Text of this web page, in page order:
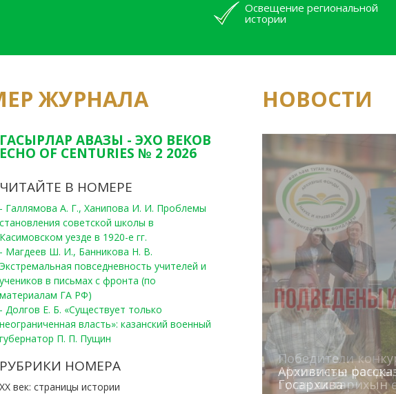
Освещение региональной
истории
ЖУРНАЛА
ГАСЫРЛАР АВАЗЫ - ЭХО ВЕКОВ
ECHO OF CENTURIES № 2 2026
ЧИТАЙТЕ В НОМЕРЕ
- Галлямова А. Г., Ханипова И. И. Проблемы
становления советской школы в
Касимовском уезде в 1920-е гг.
- Магдеев Ш. И., Банникова Н. В.
Экстремальная повседневность учителей и
учеников в письмах с фронта (по
материалам ГА РФ)
- Долгов Е. Б. «Существует только
неограниченная власть»: казанский военный
губернатор П. П. Пущин
РУБРИКИ НОМЕРА
ХХ век: страницы истории
НОВОСТИ
Победители
«Архивные фонды
туган як тарихын
Архивисты
Госархива
Юным
Сотрудники
Эхо веков»
(КХТИ)
«Мир архивов